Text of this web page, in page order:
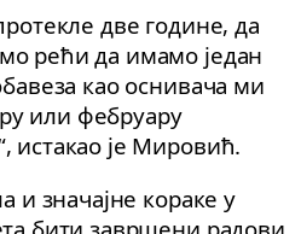
две године, да
рећи да имамо један
као оснивача ми
или фебруару
истакао је Мировић.
и значајне кораке у